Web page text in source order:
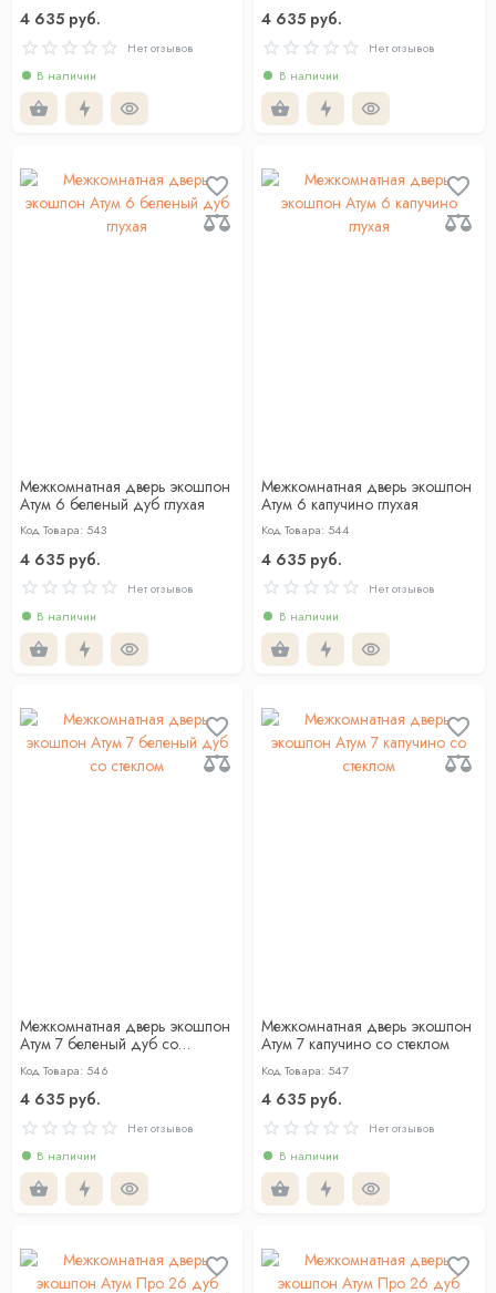
4 635 руб.
Нет отзывов
В наличии
4 635 руб.
Нет отзывов
В наличии
Межкомнатная дверь экошпон
Атум 6 беленый дуб глухая
Код Товара: 543
4 635 руб.
Нет отзывов
В наличии
Межкомнатная дверь экошпон
Атум 6 капучино глухая
Код Товара: 544
4 635 руб.
Нет отзывов
В наличии
Межкомнатная дверь экошпон
Атум 7 беленый дуб со
стеклом
Код Товара: 546
4 635 руб.
Нет отзывов
В наличии
Межкомнатная дверь экошпон
Атум 7 капучино со стеклом
Код Товара: 547
4 635 руб.
Нет отзывов
В наличии